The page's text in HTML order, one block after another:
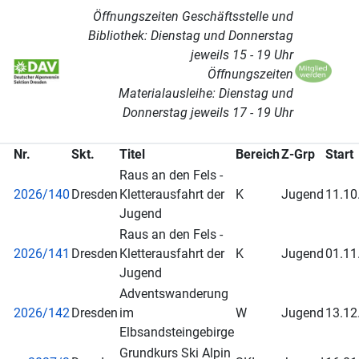
Öffnungszeiten Geschäftsstelle und
Bibliothek: Dienstag und Donnerstag
jeweils 15 - 19 Uhr
Öffnungszeiten
Materialausleihe: Dienstag und
Donnerstag jeweils 17 - 19 Uhr
Nr. Skt. Titel BereichZ-Grp Start
2026/140 Dresden
Raus an den Fels -
Kletterausfahrt der
Jugend
K Jugend
2026/141 Dresden
Raus an den Fels -
Kletterausfahrt der
Jugend
K Jugend
2026/142Dresden
Adventswanderung
im
Elbsandsteingebirge
W Jugend
Grundkurs Ski Alpin